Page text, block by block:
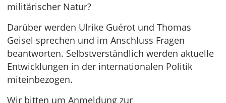
militärischer Natur?
Darüber werden Ulrike Guérot und Thomas
Geisel sprechen und im Anschluss Fragen
beantworten. Selbstverständlich werden aktuelle
Entwicklungen in der internationalen Politik
miteinbezogen.
Wir bitten um Anmeldung zur